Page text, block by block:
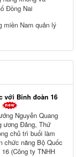
Đồng Nai
miền Nam quản lý
với Binh đoàn 16
Nguyễn Quang
ương Đảng, Thứ
chủ trì buổi làm
chức năng Bộ Quốc
(Công ty TNHH